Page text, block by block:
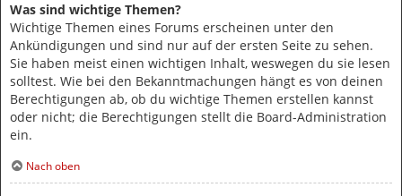
Was sind wichtige Themen?
Wichtige Themen eines Forums erscheinen unter den
Ankündigungen und sind nur auf der ersten Seite zu sehen.
Sie haben meist einen wichtigen Inhalt, weswegen du sie lesen
solltest. Wie bei den Bekanntmachungen hängt es von deinen
Berechtigungen ab, ob du wichtige Themen erstellen kannst
oder nicht; die Berechtigungen stellt die Board-Administration
ein.
Nach oben